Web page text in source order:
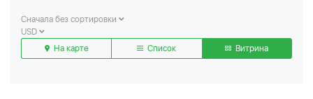
Сначала без сортировки
USD
На карте
Список Витрина